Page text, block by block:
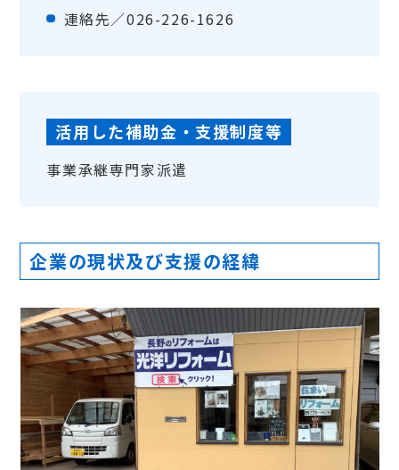
連絡先／026-226-1626
活用した補助金・支援制度等
事業承継専門家派遣
企業の現状及び支援の経緯